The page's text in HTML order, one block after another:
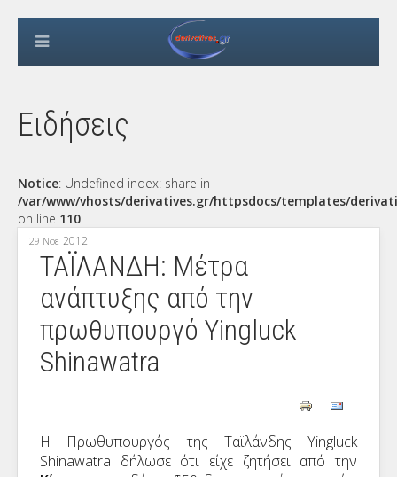
Ειδήσεις
Notice: Undefined index: share in
/var/www/vhosts/derivatives.gr/httpsdocs/templates/
on line 110
29 Νοε 2012
ΤΑΪΛΑΝΔΗ: Μέτρα
ανάπτυξης από την
πρωθυπουργό Yingluck
Shinawatra
Η Πρωθυπουργός της Ταϊλάνδης Yingluck
Shinawatra δήλωσε ότι είχε ζητήσει από την